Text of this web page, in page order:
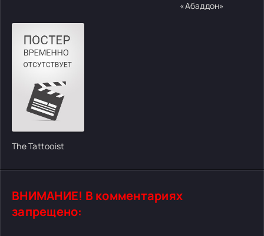
«Абаддон»
The Tattooist
ВНИМАНИЕ! В комментариях
запрещено: